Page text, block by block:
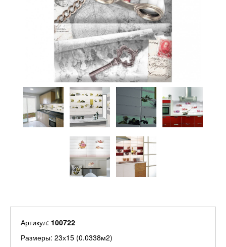
Артикул: 100722
Размеры: 23х15 (0.0338м2)